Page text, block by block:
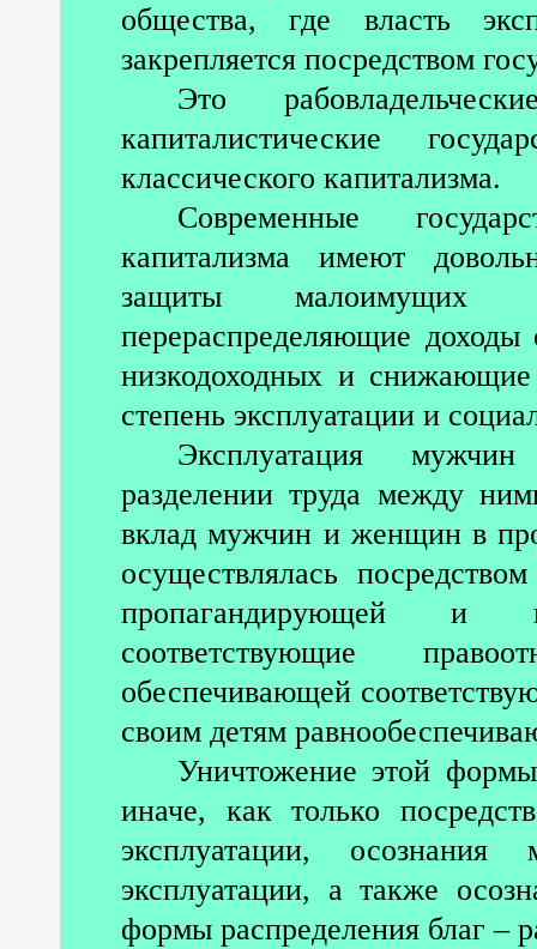
общества, где власть
закрепляется посредством
Это
капиталистические
классического капитализма.
Современные
капитализма имеют
защиты малоимущих
перераспределяющие
низкодоходных и снижающие
степень эксплуатации и
Эксплуатация
разделении труда между
вклад мужчин и женщин в
осуществлялась
пропагандирующей и
соответствующие
обеспечивающей
своим детям
Уничтожение этой
иначе, как только
эксплуатации,
эксплуатации, а также
формы распределения благ –